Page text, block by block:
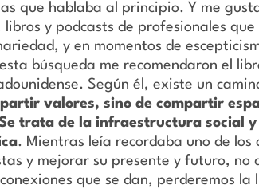
que hablaba al principio. Y me
y podcasts de profesionales
y en momentos de
búsqueda me recomendaron el
Según él, existe un
valores, sino de compartir
trata de la infraestructura social y
. Mientras leía recordaba uno de los
y mejorar su presente y futuro, no
conexiones que se dan, perderemos